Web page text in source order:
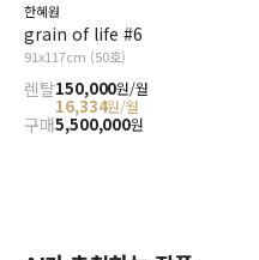
한혜원
grain of life #6
91x117cm (50호)
렌탈150,000원/월
16,334원/월
구매5,500,000원